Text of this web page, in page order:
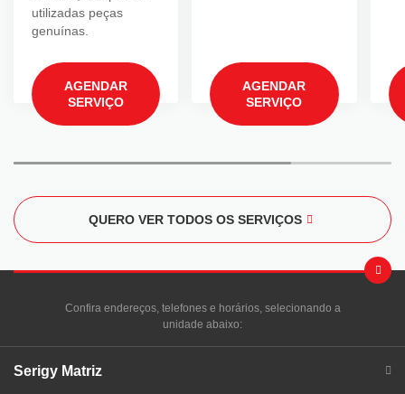
utilizadas peças
genuínas.
AGENDAR
SERVIÇO
AGENDAR
SERVIÇO
QUERO VER TODOS OS SERVIÇOS
Confira endereços, telefones e horários, selecionando a
unidade abaixo:
Serigy Matriz